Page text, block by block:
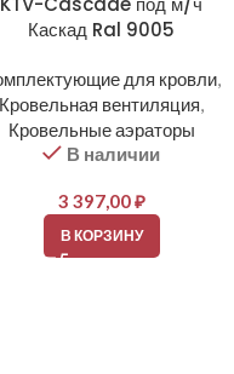
Каскад Ral 9005
для кровли,
Кровельная вентиляция,
Кровельные аэраторы
В наличии
3 397,00₽
В КОРЗИНУ